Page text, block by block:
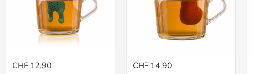
CHF 12.90
CHF 14.90